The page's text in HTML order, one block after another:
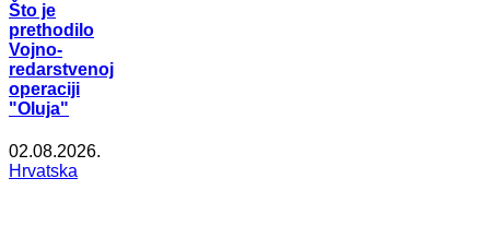
Što je
prethodilo
Vojno-
redarstvenoj
operaciji
"Oluja"
02.08.2026.
Hrvatska